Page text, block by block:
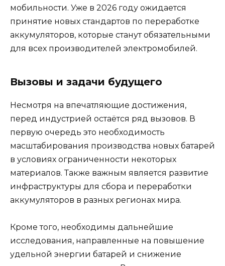
мобильности. Уже в 2026 году ожидается
принятие новых стандартов по переработке
аккумуляторов, которые станут обязательными
для всех производителей электромобилей.
Вызовы и задачи будущего
Несмотря на впечатляющие достижения,
перед индустрией остаётся ряд вызовов. В
первую очередь это необходимость
масштабирования производства новых батарей
в условиях ограниченности некоторых
материалов. Также важным является развитие
инфраструктуры для сбора и переработки
аккумуляторов в разных регионах мира.
Кроме того, необходимы дальнейшие
исследования, направленные на повышение
удельной энергии батарей и снижение